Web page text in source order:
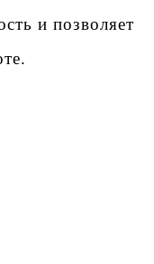
и позволяет